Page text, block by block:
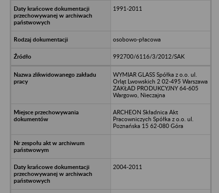
1991-2011
osobowo-płacowa
992700/6116/3/2012/SAK
WYMIAR GLASS Spółka z o.o. ul.
Orląt Lwowskich 2 02-495 Warszawa
ZAKŁAD PRODUKCYJNY 64-605
Wargowo, Nieczajna
ARCHEON Składnica Akt
Pracowniczych Spółka z o.o. ul.
Poznańska 15 62-080 Góra
2004-2011